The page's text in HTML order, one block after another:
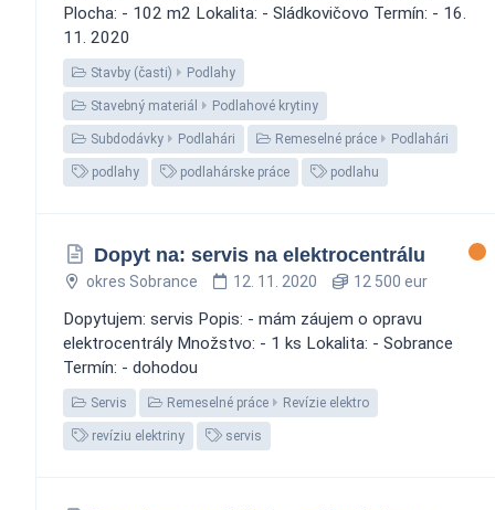
Plocha: - 102 m2 Lokalita: - Sládkovičovo Termín: - 16.
11. 2020
Stavby (časti) Podlahy
Stavebný materiál Podlahové krytiny
Subdodávky Podlahári Remeselné práce Podlahári
podlahy podlahárske práce podlahu
Dopyt na: servis na elektrocentrálu
okres Sobrance 12. 11. 2020 12 500 eur
Dopytujem: servis Popis: - mám záujem o opravu
elektrocentrály Množstvo: - 1 ks Lokalita: - Sobrance
Termín: - dohodou
Servis Remeselné práce Revízie elektro
revíziu elektriny servis